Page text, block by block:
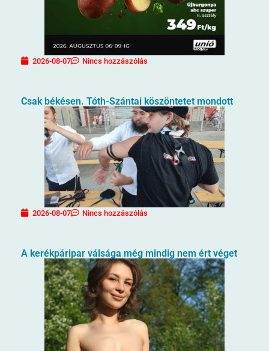
2026-08-07 Nincs hozzászólás
Csak békésen. Tóth-Szántai köszöntetet mondott
2026-08-07 Nincs hozzászólás
A kerékpáripar válsága még mindig nem ért véget